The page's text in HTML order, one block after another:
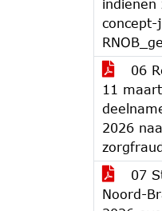
indienen
06
11
2026
07
Noord-